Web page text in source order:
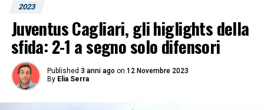
2023
Juventus Cagliari, gli higlights della
sfida: 2-1 a segno solo difensori
Published 3 anni ago on 12 Novembre 2023
By Elia Serra